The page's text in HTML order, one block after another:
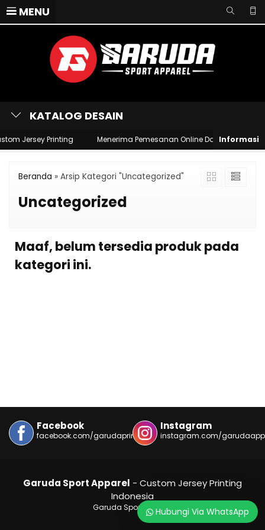
MENU
KATALOG DESAIN
Jersey Printing Menerima Pemesanan Online Dari Seluruh
Beranda » Arsip Kategori "Uncategorized"
Uncategorized
Maaf, belum tersedia produk pada
kategori ini.
Facebook
facebook.com/garudaprint
Instagram
instagram.com/
Garuda Sport Apparel - Custom Jersey Printing
Indonesia
Garuda Sport ApparelHubungi Via WhatsApp